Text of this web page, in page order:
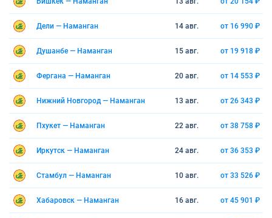
Дели — Наманган 14 авг. от 16 990 ₽
Душанбе — Наманган 15 авг. от 19 918 ₽
Фергана — Наманган 20 авг. от 14 553 ₽
Нижний Новгород — Наманган 13 авг. от 26 343 ₽
Пхукет — Наманган 22 авг. от 38 758 ₽
Иркутск — Наманган 24 авг. от 36 353 ₽
Стамбул — Наманган 10 авг. от 33 526 ₽
Хабаровск — Наманган 16 авг. от 45 901 ₽